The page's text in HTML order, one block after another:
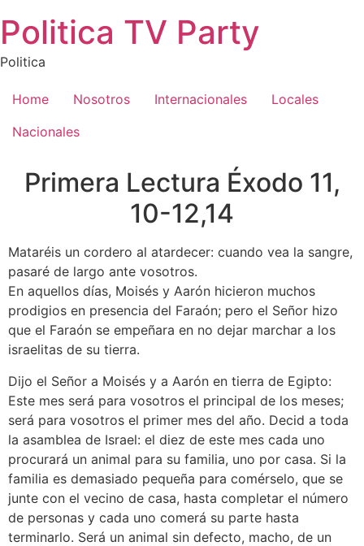
al
contenido
Politica TV Party
Politica
Home Nosotros Internacionales
Locales
Nacionales
Primera Lectura Éxodo 11,
10-12,14
Mataréis un cordero al atardecer: cuando vea la sangre,
pasaré de largo ante vosotros.
En aquellos días, Moisés y Aarón hicieron muchos
prodigios en presencia del Faraón; pero el Señor hizo
que el Faraón se empeñara en no dejar marchar a los
israelitas de su tierra.
Dijo el Señor a Moisés y a Aarón en tierra de Egipto:
Este mes será para vosotros el principal de los meses;
será para vosotros el primer mes del año. Decid a toda
la asamblea de Israel: el diez de este mes cada uno
procurará un animal para su familia, uno por casa. Si la
familia es demasiado pequeña para comérselo, que se
junte con el vecino de casa, hasta completar el número
de personas y cada uno comerá su parte hasta
terminarlo. Será un animal sin defecto, macho, de un